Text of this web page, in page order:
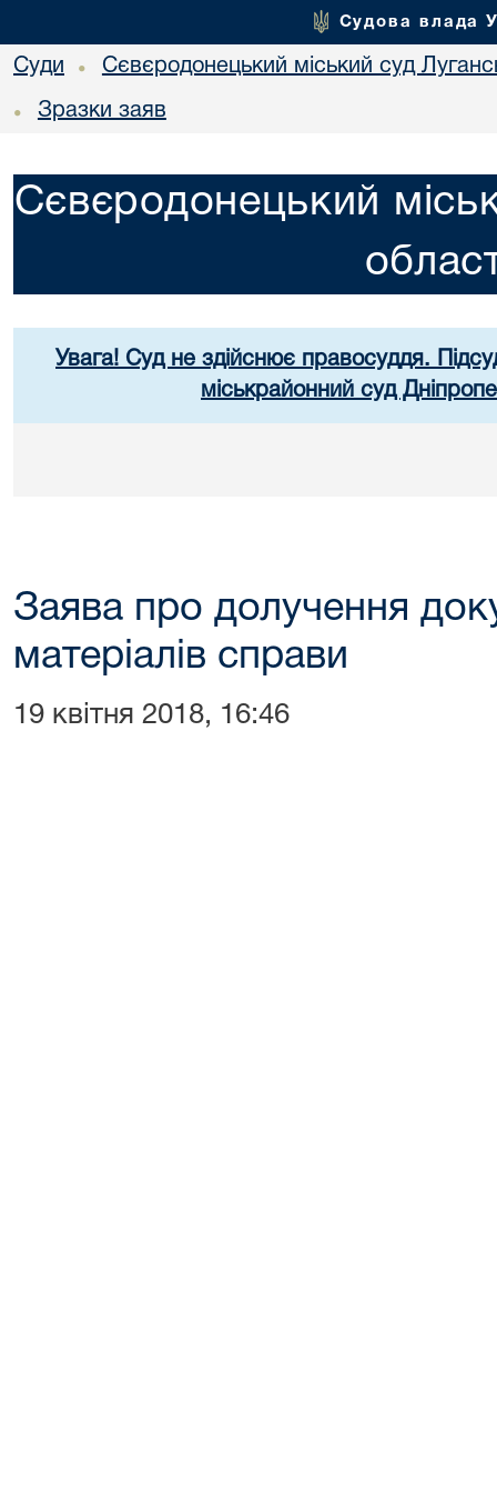
Судова влада
Суди • Сєвєродонецький міський суд
• Зразки заяв
Сєвєродонецький
Увага! Суд не здійснює правосуддя.
міськрайонний суд
Заява про долучення
матеріалів справи
19 квітня 2018, 16:46